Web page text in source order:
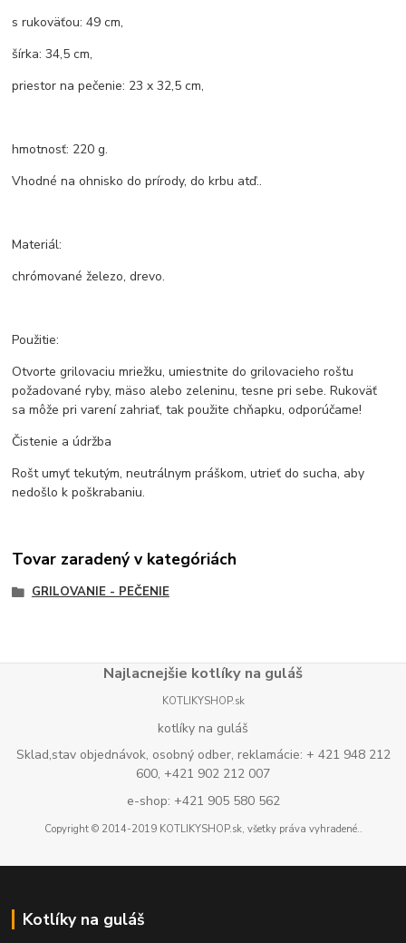
s rukoväťou: 49 cm,
šírka: 34,5 cm,
priestor na pečenie: 23 x 32,5 cm,
hmotnosť: 220 g.
Vhodné na ohnisko do prírody, do krbu atď..
Materiál:
chrómované železo, drevo.
Použitie:
Otvorte grilovaciu mriežku, umiestnite do grilovacieho roštu
požadované ryby, mäso alebo zeleninu, tesne pri sebe. Rukoväť
sa môže pri varení zahriať, tak použite chňapku, odporúčame!
Čistenie a údržba
Rošt umyť tekutým, neutrálnym práškom, utrieť do sucha, aby
nedošlo k poškrabaniu.
Tovar zaradený v kategóriách
GRILOVANIE - PEČENIE
Najlacnejšie kotlíky na guláš
KOTLIKYSHOP.sk
kotlíky na guláš
Sklad,stav objednávok, osobný odber, reklamácie: + 421 948 212
600, +421 902 212 007
e-shop: +421 905 580 562
Copyright © 2014-2019 KOTLIKYSHOP.sk, všetky práva vyhradené..
Kotlíky na guláš